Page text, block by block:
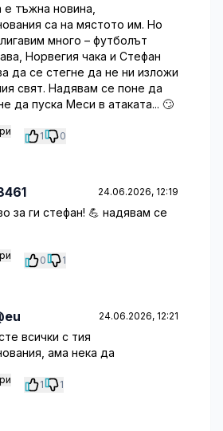
е тъжна новина,
са на мястото им. Но
много – футболът
Норвегия чака и Стефан
да се стегне да не ни изложи
свят. Надявам се поне да
да пуска Меси в атаката... 🙄
1 0
24.06.2026, 12:19
за ги стефан! 💪 надявам се
0 1
24.06.2026, 12:21
всички с тия
ама нека да
1 1